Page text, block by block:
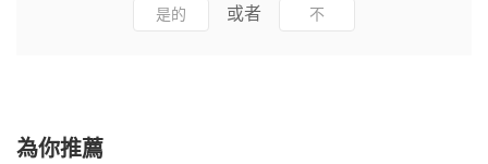
是的 或者 不
為你推薦